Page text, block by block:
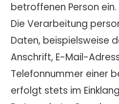
betroffenen Person ein.
Die Verarbeitung
Daten, beispielsweise
Anschrift, E-Mail-
Telefonnummer einer
erfolgt stets im